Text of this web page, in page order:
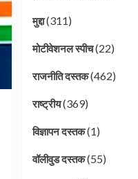
मुद्दा(311)
मोटीवेशनल स्पीच(22)
राजनीति दस्तक(462)
राष्ट्रीय(369)
विज्ञापन दस्तक(1)
वॉलीवुड दस्तक(55)